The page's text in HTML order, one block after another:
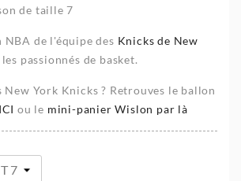
de taille 7
de l'équipe des Knicks de New
passionnés de basket.
New York Knicks ? Retrouves le ballon
ICIou le mini-panier Wislon par là